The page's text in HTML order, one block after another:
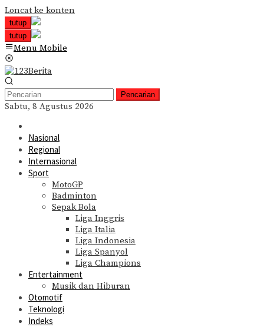
Loncat ke konten
tutup
tutup
Menu Mobile
Pencarian
Sabtu, 8 Agustus 2026
Nasional
Regional
Internasional
Sport
MotoGP
Badminton
Sepak Bola
Liga Inggris
Liga Italia
Liga Indonesia
Liga Spanyol
Liga Champions
Entertainment
Musik dan Hiburan
Otomotif
Teknologi
Indeks